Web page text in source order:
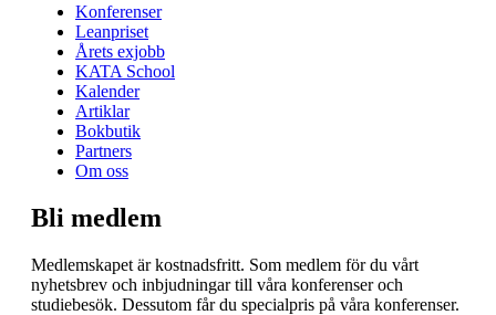
Konferenser
Leanpriset
Årets exjobb
KATA School
Kalender
Artiklar
Bokbutik
Partners
Om oss
Bli medlem
Medlemskapet är kostnadsfritt. Som medlem för du vårt
nyhetsbrev och inbjudningar till våra konferenser och
studiebesök. Dessutom får du specialpris på våra konferenser.